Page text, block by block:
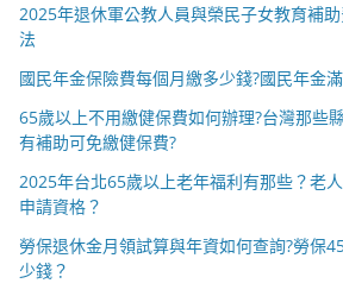
2025年退休軍公教人員與榮民子女教育補
法
國民年金保險費每個月繳多少錢?國民年金
65歲以上不用繳健保費如何辦理?台灣那些
有補助可免繳健保費?
2025年台北65歲以上老年福利有那些？老
申請資格？
勞保退休金月領試算與年資如何查詢?勞保
少錢？